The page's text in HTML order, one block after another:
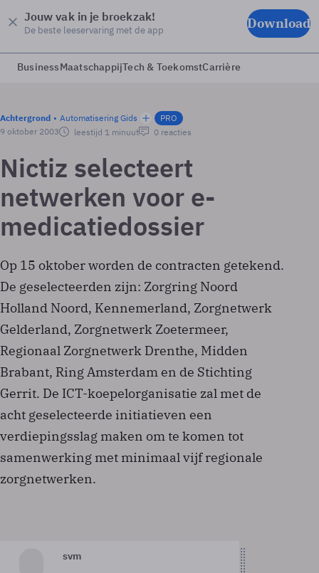
Jouw vak in je broekzak!
De beste leeservaring met de app Download
BusinessMaatschappijTech & ToekomstCarrière
Achtergrond Automatisering Gids
PRO
9 oktober 2003
leestijd 1 minuut 0 reacties
Nictiz selecteert
netwerken voor e-
medicatiedossier
Op 15 oktober worden de contracten getekend.
De geselecteerden zijn: Zorgring Noord
Holland Noord, Kennemerland, Zorgnetwerk
Gelderland, Zorgnetwerk Zoetermeer,
Regionaal Zorgnetwerk Drenthe, Midden
Brabant, Ring Amsterdam en de Stichting
Gerrit. De ICT-koepelorganisatie zal met de
acht geselecteerde initiatieven een
verdiepingsslag maken om te komen tot
samenwerking met minimaal vijf regionale
zorgnetwerken.
svm